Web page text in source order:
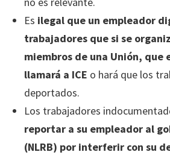
Es ilegal que un empleador
trabajadores que si se
miembros de una Unión, que
llamará a ICE o hará que los
deportados.
Los trabajadores
reportar a su empleador al
(NLRB) por interferir con su